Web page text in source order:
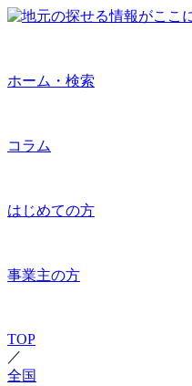
ホーム・検索
コラム
はじめての方
事業主の方
TOP
／
全国